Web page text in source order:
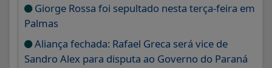
Giorge Rossa foi sepultado nesta terça-feira em
Palmas
Aliança fechada: Rafael Greca será vice de
Sandro Alex para disputa ao Governo do Paraná